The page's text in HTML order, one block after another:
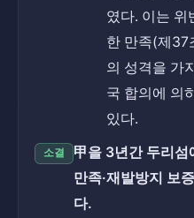
였다. 이는 위
한 만족(제37
의 성격을 가
국 합의에 의
있다.
소결
甲을 3년간 두리섬
만족·재발방지 보
다.